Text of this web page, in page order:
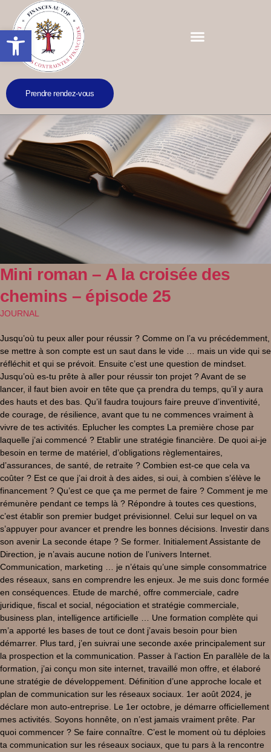
Ouvrir la barre d’outils
Prendre rendez-vous
Mini roman – A la croisée des
chemins – épisode 25
JOURNAL
Jusqu’où tu peux aller pour réussir ? Comme on l’a vu précédemment,
se mettre à son compte est un saut dans le vide … mais un vide qui se
réfléchit et qui se prévoit. Ensuite c’est une question de mindset.
Jusqu’où es-tu prête à aller pour réussir ton projet ? Avant de se
lancer, il faut bien avoir en tête que ça prendra du temps, qu’il y aura
des hauts et des bas. Qu’il faudra toujours faire preuve d’inventivité,
de courage, de résilience, avant que tu ne commences vraiment à
vivre de tes activités. Eplucher les comptes La première chose par
laquelle j’ai commencé ? Etablir une stratégie financière. De quoi ai-je
besoin en terme de matériel, d’obligations règlementaires,
d’assurances, de santé, de retraite ? Combien est-ce que cela va
coûter ? Est ce que j’ai droit à des aides, si oui, à combien s’élève le
financement ? Qu’est ce que ça me permet de faire ? Comment je me
rémunère pendant ce temps là ? Répondre à toutes ces questions,
c’est établir son premier budget prévisionnel. Celui sur lequel on va
s’appuyer pour avancer et prendre les bonnes décisions. Investir dans
son avenir La seconde étape ? Se former. Initialement Assistante de
Direction, je n’avais aucune notion de l’univers Internet.
Communication, marketing … je n’étais qu’une simple consommatrice
des réseaux, sans en comprendre les enjeux. Je me suis donc formée
en conséquences. Etude de marché, offre commerciale, cadre
juridique, fiscal et social, négociation et stratégie commerciale,
business plan, intelligence artificielle … Une formation complète qui
m’a apporté les bases de tout ce dont j’avais besoin pour bien
démarrer. Plus tard, j’en suivrai une seconde axée principalement sur
la prospection et la communication. Passer à l’action En parallèle de la
formation, j’ai conçu mon site internet, travaillé mon offre, et élaboré
une stratégie de développement. Définition d’une approche locale et
plan de communication sur les réseaux sociaux. 1er août 2024, je
déclare mon auto-entreprise. Le 1er octobre, je démarre officiellement
mes activités. Soyons honnête, on n’est jamais vraiment prête. Par
quoi commencer ? Se faire connaître. C’est le moment où tu déploies
ta communication sur les réseaux sociaux, que tu pars à la rencontre